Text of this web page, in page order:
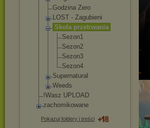
Godzina Zero
LOST - Zagubieni
Skoła przetrwania
Sezon1
Sezon2
Sezon3
Sezon4
Supernatural
Weeds
!Wasz UPLOAD
zachomikowane
Pokazuj foldery i treści